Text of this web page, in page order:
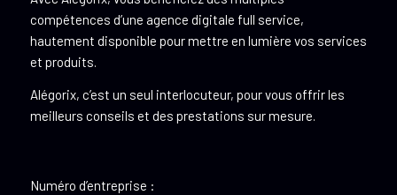
compétences d’une agence digitale full service,
hautement disponible pour mettre en lumière vos services
et produits.
Alégorix, c’est un seul interlocuteur, pour vous offrir les
meilleurs conseils et des prestations sur mesure.
Numéro d’entreprise :